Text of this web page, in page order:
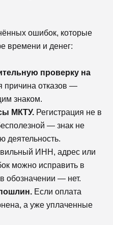
ошибок, которые
времени и денег:
проверку на
причина отказов —
знаком.
МКТУ. Регистрация не в
— знак не
деятельность.
ИНН, адрес или
можно исправить в
обозначении — нет.
Если оплата
а уже уплаченные